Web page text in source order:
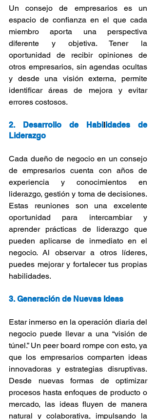
Un consejo de empresarios es un
espacio de confianza en el que cada
miembro aporta una perspectiva
diferente y objetiva. Tener la
oportunidad de recibir opiniones de
otros empresarios, sin agendas ocultas
y desde una visión externa, permite
identificar áreas de mejora y evitar
errores costosos.
2. Desarrollo de Habilidades de
Liderazgo
Cada dueño de negocio en un consejo
de empresarios cuenta con años de
experiencia y conocimientos en
liderazgo, gestión y toma de decisiones.
Estas reuniones son una excelente
oportunidad para intercambiar y
aprender prácticas de liderazgo que
pueden aplicarse de inmediato en el
negocio. Al observar a otros líderes,
puedes mejorar y fortalecer tus propias
habilidades.
3. Generación de Nuevas Ideas
Estar inmerso en la operación diaria del
negocio puede llevar a una “visión de
túnel.” Un peer board rompe con esto, ya
que los empresarios comparten ideas
innovadoras y estrategias disruptivas.
Desde nuevas formas de optimizar
procesos hasta enfoques de producto o
mercado, las ideas fluyen de manera
natural y colaborativa, impulsando la